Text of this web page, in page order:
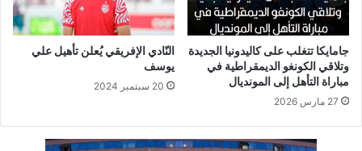
جامايكا تتغلب على كاليدونيا الجديدة
وتلاقي الكونغو الديمقراطية في
مباراة التأهل إلى المونديال
27 مارس 2026
النّادي الإفريقي يُعلن تأهيل علي
يوسف
20 سبتمبر 2024